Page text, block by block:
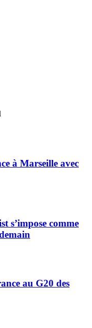
à Marseille avec
s’impose comme
au G20 des